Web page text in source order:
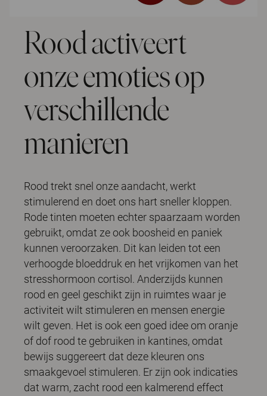
Rood activeert
onze emoties op
verschillende
manieren
Rood trekt snel onze aandacht, werkt
stimulerend en doet ons hart sneller kloppen.
Rode tinten moeten echter spaarzaam worden
gebruikt, omdat ze ook boosheid en paniek
kunnen veroorzaken. Dit kan leiden tot een
verhoogde bloeddruk en het vrijkomen van het
stresshormoon cortisol. Anderzijds kunnen
rood en geel geschikt zijn in ruimtes waar je
activiteit wilt stimuleren en mensen energie
wilt geven. Het is ook een goed idee om oranje
of dof rood te gebruiken in kantines, omdat
bewijs suggereert dat deze kleuren ons
smaakgevoel stimuleren. Er zijn ook indicaties
dat warm, zacht rood een kalmerend effect